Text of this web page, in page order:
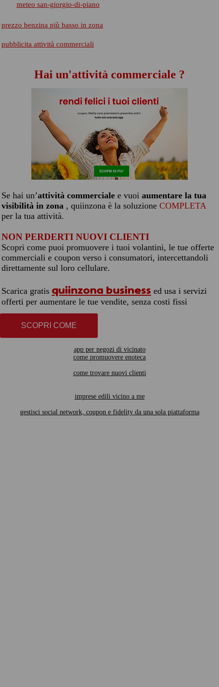
meteo san-giorgio-di-piano
prezzo benzina più basso in zona
pubblicita attività commerciali
Hai un'attività commerciale ?
Se hai un’attività commerciale e vuoi aumentare la tua
visibilità in zona , quiinzona è la soluzione COMPLETA
per la tua attività.
NON PERDERTI NUOVI CLIENTI
Scopri come puoi promuovere i tuoi volantini, le tue offerte
commerciali e coupon verso i consumatori, intercettandoli
direttamente sul loro cellulare.
Scarica gratis quiinzona business ed usa i servizi
offerti per aumentare le tue vendite, senza costi fissi
SCOPRI COME
app per negozi di vicinato
come promuovere enoteca
come trovare nuovi clienti
imprese edili vicino a me
gestisci social network, coupon e fidelity da una sola piattaforma